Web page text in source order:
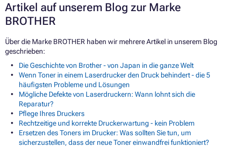
Artikel auf unserem Blog zur Marke
BROTHER
Über die Marke BROTHER haben wir mehrere Artikel in unserem Blog
geschrieben:
Die Geschichte von Brother - von Japan in die ganze Welt
Wenn Toner in einem Laserdrucker den Druck behindert - die 5
häufigsten Probleme und Lösungen
Mögliche Defekte von Laserdruckern: Wann lohnt sich die
Reparatur?
Pflege Ihres Druckers
Rechtzeitige und korrekte Druckerwartung - kein Problem
Ersetzen des Toners im Drucker: Was sollten Sie tun, um
sicherzustellen, dass der neue Toner einwandfrei funktioniert?